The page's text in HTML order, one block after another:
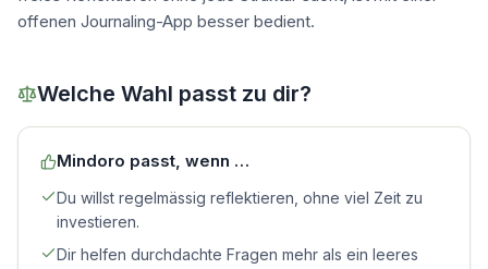
offenen Journaling-App besser bedient.
Welche Wahl passt zu dir?
Mindoro passt, wenn …
Du willst regelmässig reflektieren, ohne viel Zeit zu
investieren.
Dir helfen durchdachte Fragen mehr als ein leeres